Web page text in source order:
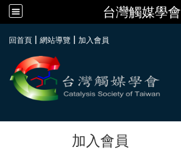
台灣觸媒學會
回首頁 | 網站導覽 | 加入會員
加入會員